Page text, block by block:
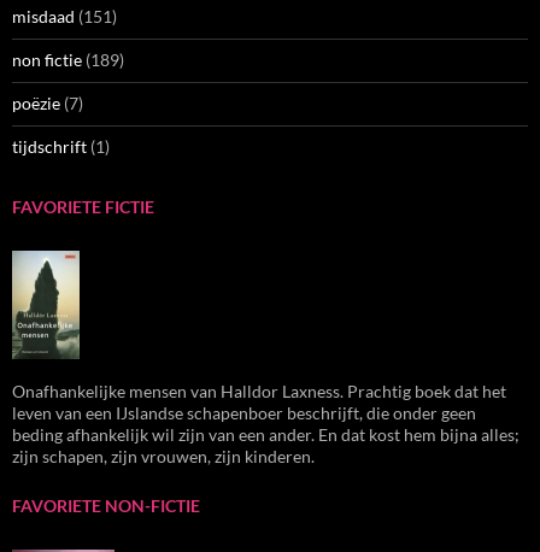
misdaad (151)
non fictie (189)
poëzie (7)
tijdschrift (1)
FAVORIETE FICTIE
Onafhankelijke mensen van Halldor Laxness. Prachtig boek dat het
leven van een IJslandse schapenboer beschrijft, die onder geen
beding afhankelijk wil zijn van een ander. En dat kost hem bijna alles;
zijn schapen, zijn vrouwen, zijn kinderen.
FAVORIETE NON-FICTIE